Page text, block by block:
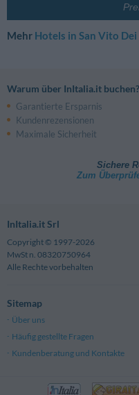
Mehr Hotels in San Vito
Warum über InItalia.it buchen?
Garantierte Ersparnis
Kundenrezensionen
Maximale Sicherheit
Sichere
Zum
InItalia.it Srl
Copyright © 1997-2026
MwSt n. 08320750964
Alle Rechte vorbehalten
Sitemap
Über uns
Häufig gestellte Fragen
Kundenberatung und Kontakte